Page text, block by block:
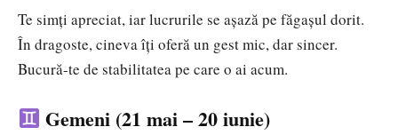
Te simți apreciat, iar lucrurile se așază pe făgașul dorit.
În dragoste, cineva îți oferă un gest mic, dar sincer.
Bucură-te de stabilitatea pe care o ai acum.
Gemeni (21 mai – 20 iunie)